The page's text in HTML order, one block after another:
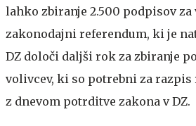
lahko zbiranje 2.500 podpisov za
zakonodajni referendum, ki je
DZ določi daljši rok za zbiranje
volivcev, ki so potrebni za razpis
z dnevom potrditve zakona v DZ.